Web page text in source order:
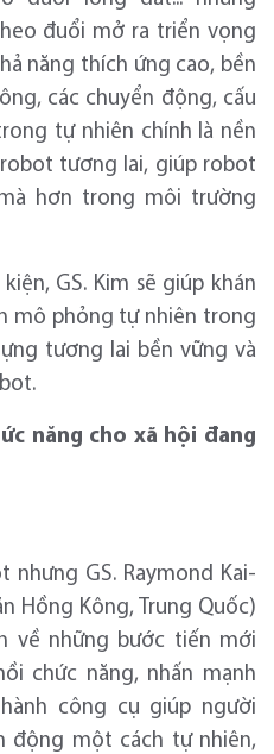
đuổi mở ra triển vọng
năng thích ứng cao, bền
các chuyển động, cấu
tự nhiên chính là nền
tương lai, giúp robot
hơn trong môi trường
GS. Kim sẽ giúp khán
mô phỏng tự nhiên trong
tương lai bền vững và
năng cho xã hội đang
nhưng GS. Raymond Kai-
Hồng Kông, Trung Quốc)
về những bước tiến mới
chức năng, nhấn mạnh
công cụ giúp người
động một cách tự nhiên,